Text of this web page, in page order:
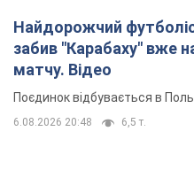
Найдорожчий
забив "Карабаху" вже
матчу. Відео
Поєдинок відбувається в
6.08.2026 20:48 6,5 т.